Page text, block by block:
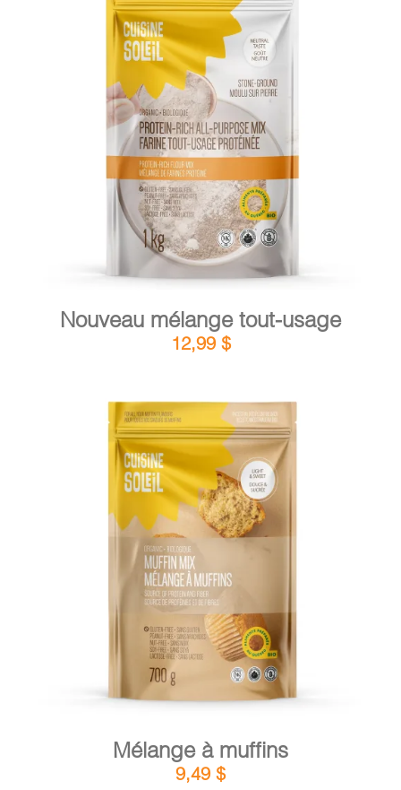
PANIER
AJOUTER AU PANIER / DÉTAILS
Nouveau mélange tout-usage
12,99 $
AJOUTER AU PANIER
Mélange à muffins
9,49 $